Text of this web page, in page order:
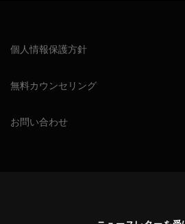
個人情報保護方針
無料カウンセリング
お問い合わせ